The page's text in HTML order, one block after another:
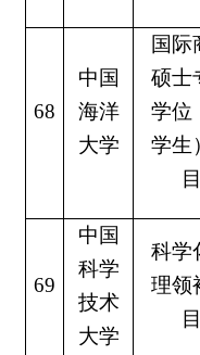
68
中国
海洋
大学
国际
硕士
学位
学生
目
69
中国
科学
技术
大学
科学
理领
目